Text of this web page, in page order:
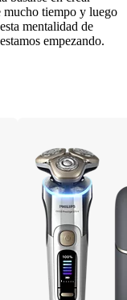
mucho tiempo y luego
mentalidad de
empezando.